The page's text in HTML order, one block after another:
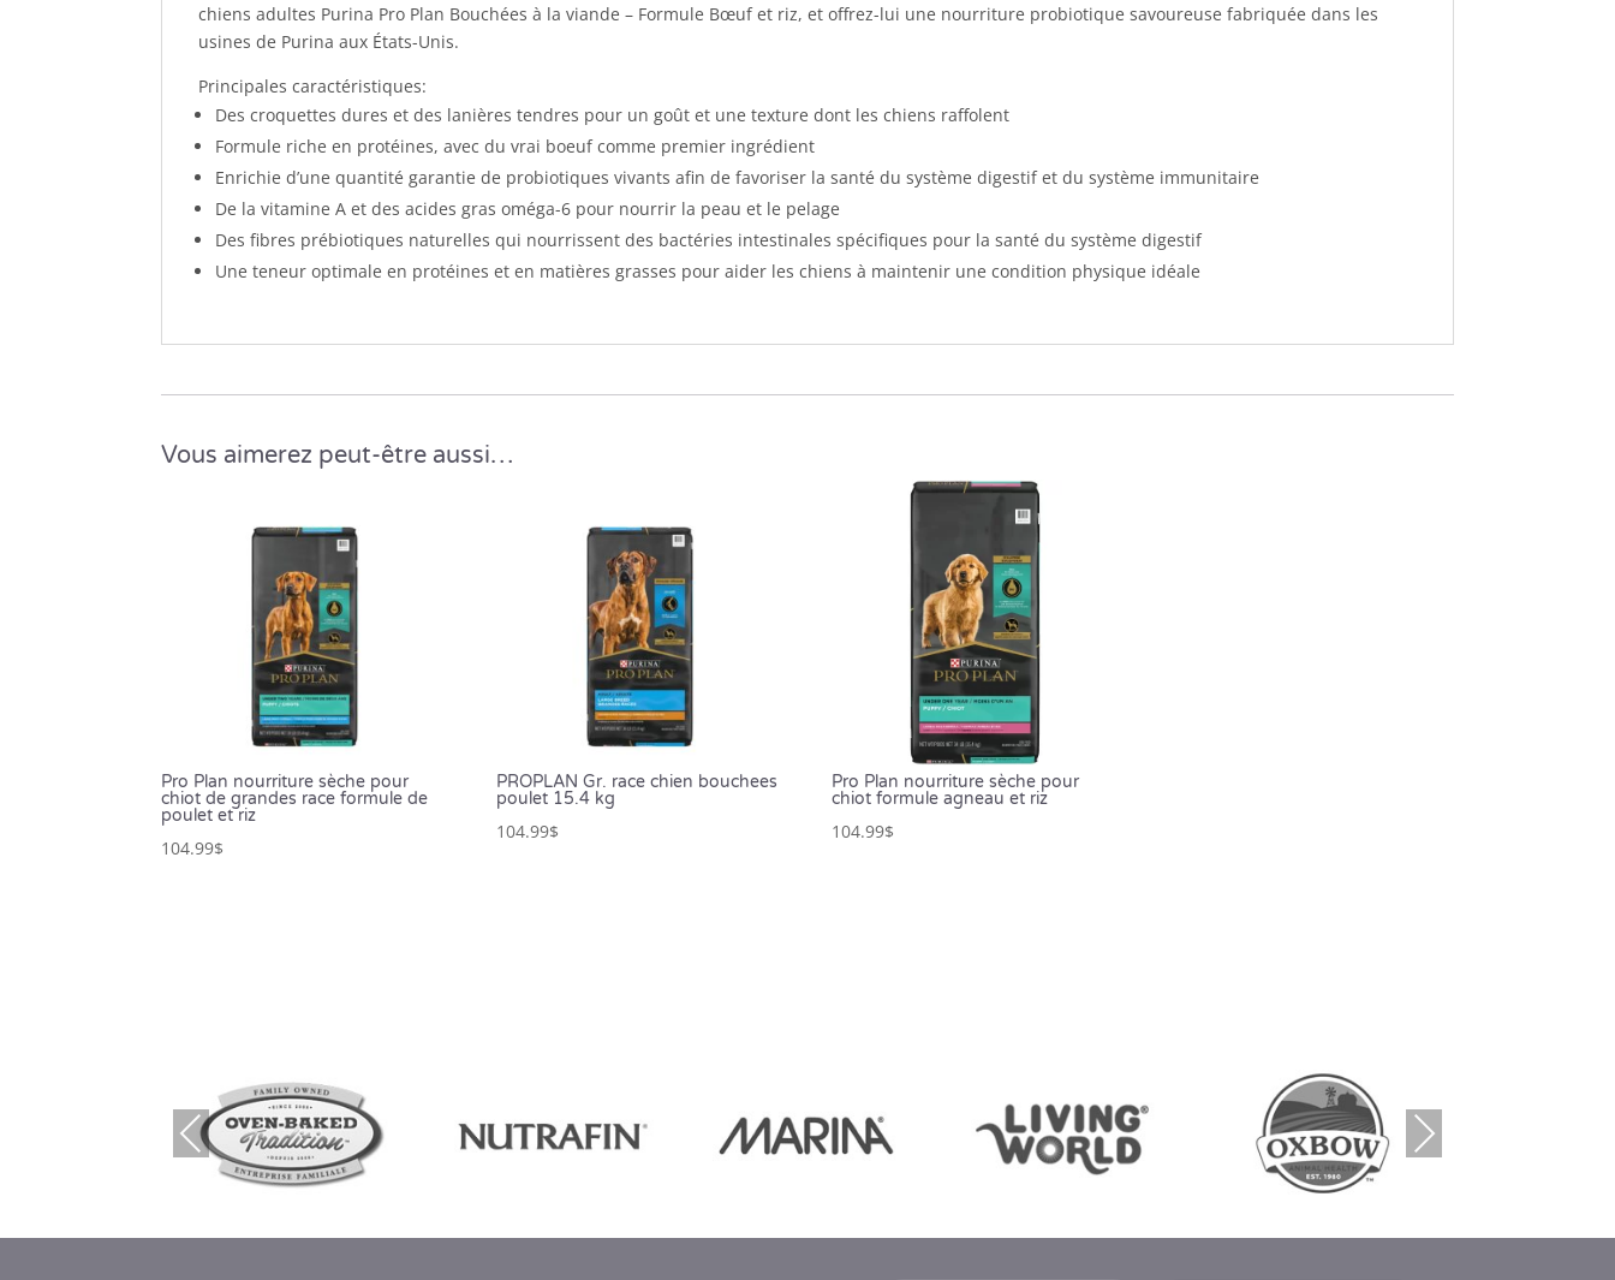
chiens adultes Purina Pro Plan Bouchées à la viande – Formule Bœuf et riz, et offrez-lui une nourriture probiotique savoureuse fabriquée dans les
usines de Purina aux États-Unis.
Principales caractéristiques:
Des croquettes dures et des lanières tendres pour un goût et une texture dont les chiens raffolent
Formule riche en protéines, avec du vrai boeuf comme premier ingrédient
Enrichie d’une quantité garantie de probiotiques vivants afin de favoriser la santé du système digestif et du système immunitaire
De la vitamine A et des acides gras oméga-6 pour nourrir la peau et le pelage
Des fibres prébiotiques naturelles qui nourrissent des bactéries intestinales spécifiques pour la santé du système digestif
Une teneur optimale en protéines et en matières grasses pour aider les chiens à maintenir une condition physique idéale
Vous aimerez peut-être aussi…
Pro Plan nourriture sèche pour
chiot de grandes race formule de
poulet et riz
104.99$
PROPLAN Gr. race chien bouchees
poulet 15.4 kg
104.99$
Pro Plan nourriture sèche pour
chiot formule agneau et riz
104.99$
Prev
ious
Nex
t